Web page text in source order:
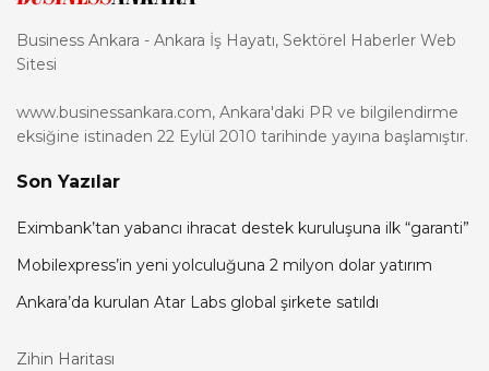
Business Ankara - Ankara İş Hayatı, Sektörel Haberler Web
Sitesi
www.businessankara.com, Ankara'daki PR ve bilgilendirme
eksiğine istinaden 22 Eylül 2010 tarihinde yayına başlamıştır.
Son Yazılar
Eximbank’tan yabancı ihracat destek kuruluşuna ilk “garanti”
Mobilexpress’in yeni yolculuğuna 2 milyon dolar yatırım
Ankara’da kurulan Atar Labs global şirkete satıldı
Zihin Haritası